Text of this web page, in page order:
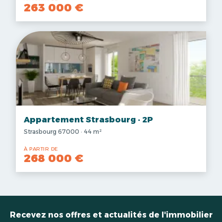
263 000 €
Appartement Strasbourg · 2P
Strasbourg 67000 · 44 m²
À PARTIR DE
268 000 €
Recevez nos offres et actualités de l'immobilier